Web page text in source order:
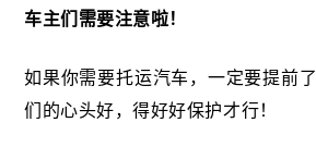
车主们需要注意啦！
如果你需要托运汽车，一定要提前
们的心头好，得好好保护才行！